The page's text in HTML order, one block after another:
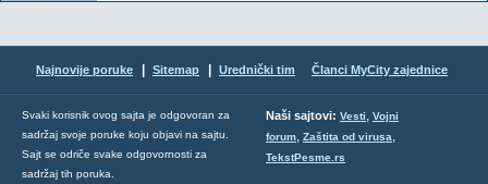
Najnovije poruke Sitemap Urednički tim Članci MyCity zajednice
Svaki korisnik ovog sajta je odgovoran za
sadržaj svoje poruke koju objavi na sajtu.
Sajt se odriče svake odgovornosti za
sadržaj tih poruka.
Naši sajtovi: Vesti, Vojni
forum, Zaštita od virusa,
TekstPesme.rs